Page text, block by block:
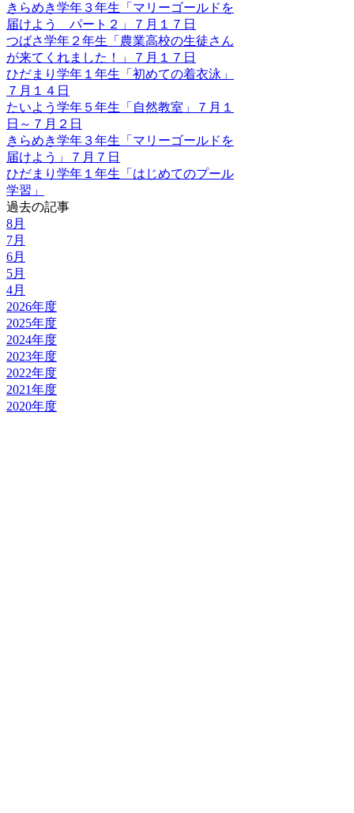
きらめき学年３年生「マリーゴールドを
届けよう パート２」７月１７日
つばさ学年２年生「農業高校の生徒さん
が来てくれました！」７月１７日
ひだまり学年１年生「初めての着衣泳」
７月１４日
たいよう学年５年生「自然教室」７月１
日～７月２日
きらめき学年３年生「マリーゴールドを
届けよう」７月７日
ひだまり学年１年生「はじめてのプール
学習」
過去の記事
8月
7月
6月
5月
4月
2026年度
2025年度
2024年度
2023年度
2022年度
2021年度
2020年度